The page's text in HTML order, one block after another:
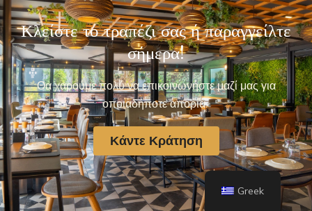
Κλείστε το τραπέζι σας ή παραγγείλτε
σήμερα!
Θα χαρούμε πολύ να επικοινωνήστε μαζί μας για
οποιαδήποτε απορία.
Κάντε Κράτηση
Greek